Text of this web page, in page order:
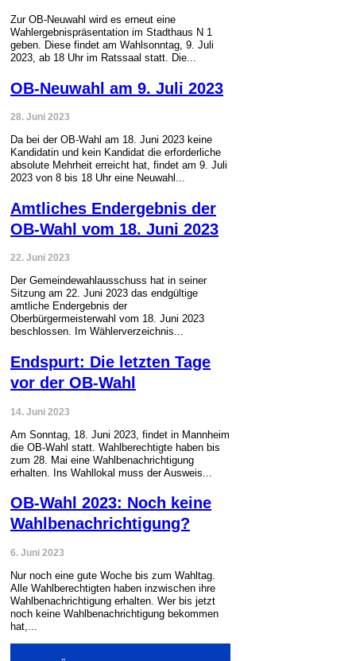
Zur OB-Neuwahl wird es erneut eine
Wahlergebnispräsentation im Stadthaus N 1
geben. Diese findet am Wahlsonntag, 9. Juli
2023, ab 18 Uhr im Ratssaal statt. Die...
OB-Neuwahl am 9. Juli 2023
28. Juni 2023
Da bei der OB-Wahl am 18. Juni 2023 keine
Kandidatin und kein Kandidat die erforderliche
absolute Mehrheit erreicht hat, findet am 9. Juli
2023 von 8 bis 18 Uhr eine Neuwahl...
Amtliches Endergebnis der
OB-Wahl vom 18. Juni 2023
22. Juni 2023
Der Gemeindewahlausschuss hat in seiner
Sitzung am 22. Juni 2023 das endgültige
amtliche Endergebnis der
Oberbürgermeisterwahl vom 18. Juni 2023
beschlossen. Im Wählerverzeichnis...
Endspurt: Die letzten Tage
vor der OB-Wahl
14. Juni 2023
Am Sonntag, 18. Juni 2023, findet in Mannheim
die OB-Wahl statt. Wahlberechtigte haben bis
zum 28. Mai eine Wahlbenachrichtigung
erhalten. Ins Wahllokal muss der Ausweis...
OB-Wahl 2023: Noch keine
Wahlbenachrichtigung?
6. Juni 2023
Nur noch eine gute Woche bis zum Wahltag.
Alle Wahlberechtigten haben inzwischen ihre
Wahlbenachrichtigung erhalten. Wer bis jetzt
noch keine Wahlbenachrichtigung bekommen
hat,...